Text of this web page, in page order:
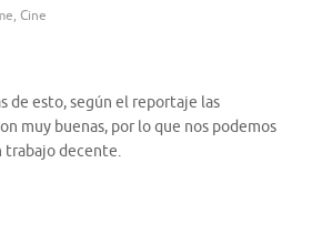
,Cine
de esto, según el reportaje las
muy buenas, por lo que nos podemos
trabajo decente.